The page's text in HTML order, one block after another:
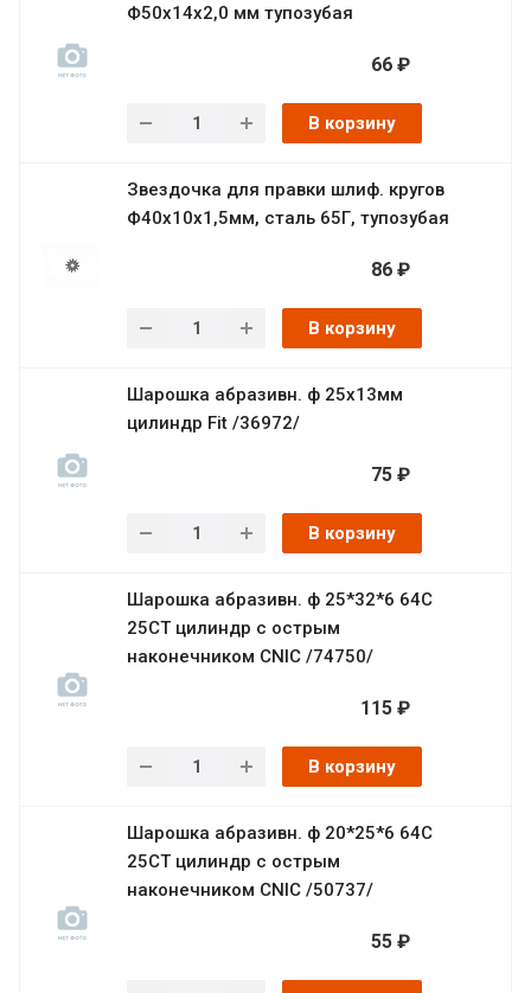
Ф50х14х2,0 мм тупозубая
66 ₽
В корзину
Звездочка для правки шлиф. кругов
Ф40х10х1,5мм, сталь 65Г, тупозубая
86 ₽
В корзину
Шарошка абразивн. ф 25х13мм
цилиндр Fit /36972/
75 ₽
В корзину
Шарошка абразивн. ф 25*32*6 64С
25СТ цилиндр с острым
наконечником CNIC /74750/
115 ₽
В корзину
Шарошка абразивн. ф 20*25*6 64С
25СТ цилиндр с острым
наконечником CNIC /50737/
55 ₽